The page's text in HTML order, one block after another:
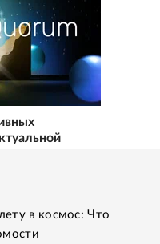
в космос: Что